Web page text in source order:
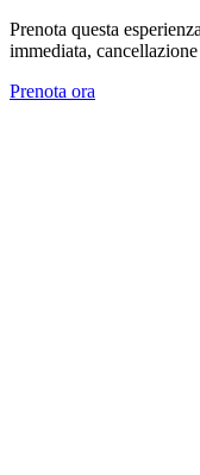
Prenota questa
immediata,
Prenota ora